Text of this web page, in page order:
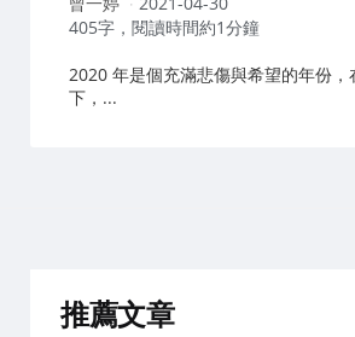
者：
405字，閱讀時間約1分鐘
2020 年是個充滿悲傷與希望的年份，
下，...
推薦文章